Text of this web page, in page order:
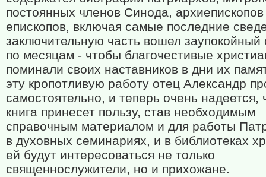
постоянных членов Синода,
епископов, включая самые последние
заключительную часть вошел заупокойный
по месяцам - чтобы благочестивые
поминали своих наставников в дни их
эту кропотливую работу отец Александр
самостоятельно, и теперь очень надеется,
книга принесет пользу, став необходимым
справочным материалом и для работы
в духовных семинариях, и в библиотеках
ей будут интересоваться не только
священнослужители, но и прихожане.